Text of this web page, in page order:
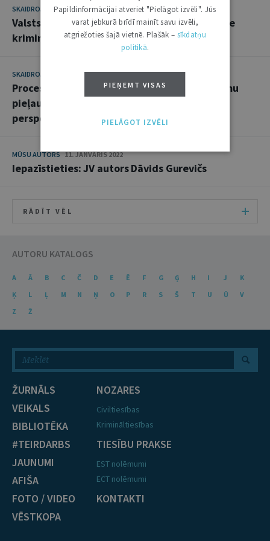
SKAIDROJUMI. VIEDOKĻI 6. SEPTEMBRIS 2022
Valsts kompensācija cietušajam un tās nozīme
kriminālprocesā
SKAIDROJUMI. VIEDOKĻI 29. MARTS 2022
Procesuālo pārkāpumu ietekme uz pierādījumu
pieļaujamību kriminālprocesā: pamattiesību
perspektīva
MŪSU AUTORS 11. JANVĀRIS 2022
Iepazīstieties: JV autors Dāvids Gurevičs
RĀDĪT VĒL
AUTORU KATALOGS
A Ā B C Č D E Ē F G Ģ H I J
K
Ķ
L Ļ M N Ņ O P R S Š T U Ū
V
Z
Ž
ŽURNĀLS
VEIKALS
BIBLIOTĒKA
#TEIRDARBS
JAUNUMI
AFIŠA
FOTO / VIDEO
VĒSTKOPA
NOZARES
Civiltiesības
Krimināltiesības
TIESĪBU PRAKSE
EST nolēmumi
ECT nolēmumi
KONTAKTI
Papildinformācijai atveriet "Pielāgot izvēli". Jūs
varat jebkurā brīdī mainīt savu izvēli,
atgriežoties šajā vietnē. Plašāk – sīkdatņu
politikā.
PIEŅEMT VISAS
PIELĀGOT IZVĒLI